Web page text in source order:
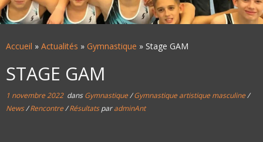
Accueil » Actualités » Gymnastique » Stage GAM
STAGE GAM
1 novembre 2022dansGymnastique/Gymnastique artistique masculine/
News/Rencontre/RésultatsparadminAnt